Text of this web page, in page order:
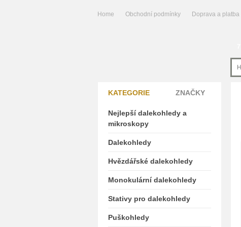
Home Obchodní podmínky Doprava a platba
KATEGORIE ZNAČKY
Nejlepší dalekohledy a
mikroskopy
Dalekohledy
Hvězdářské dalekohledy
Monokulární dalekohledy
Stativy pro dalekohledy
Puškohledy